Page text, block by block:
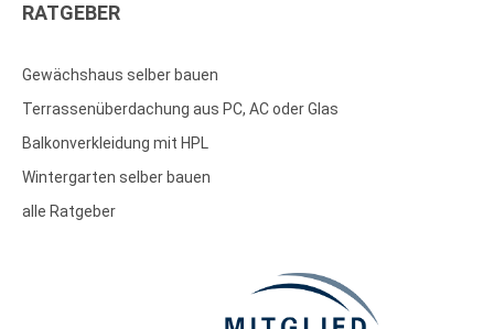
RATGEBER
Gewächshaus selber bauen
Terrassenüberdachung aus PC, AC oder Glas
Balkonverkleidung mit HPL
Wintergarten selber bauen
alle Ratgeber